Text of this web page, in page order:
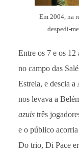
Em 2004, na
despedi-
Entre os 7 e os 12
no campo das
Estrela, e descia
nos levava a
azuistrês
e o público acorria
Do trio, Di Pace